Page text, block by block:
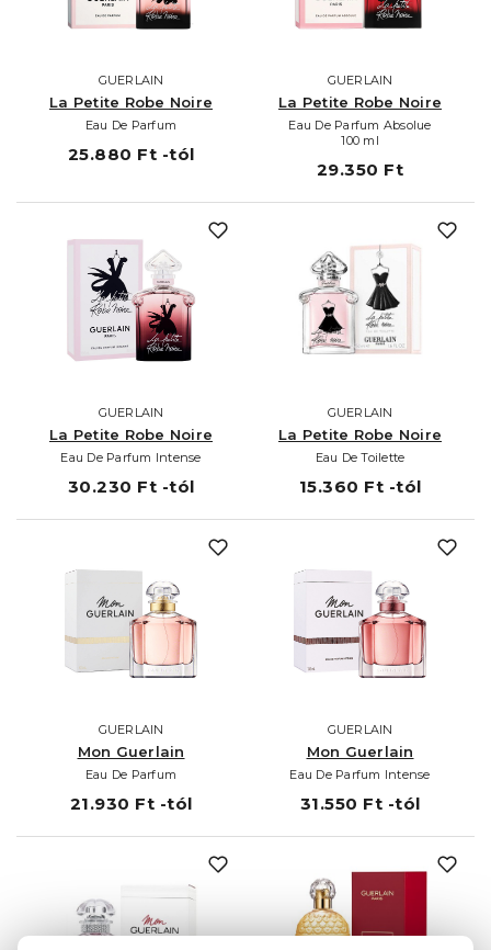
GUERLAIN
La Petite Robe Noire
Eau De Parfum
25.880 Ft -tól
GUERLAIN
La Petite Robe Noire
Eau De Parfum Absolue
100 ml
29.350 Ft
GUERLAIN
La Petite Robe Noire
Eau De Parfum Intense
30.230 Ft -tól
GUERLAIN
La Petite Robe Noire
Eau De Toilette
15.360 Ft -tól
GUERLAIN
Mon Guerlain
Eau De Parfum
21.930 Ft -tól
GUERLAIN
Mon Guerlain
Eau De Parfum Intense
31.550 Ft -tól